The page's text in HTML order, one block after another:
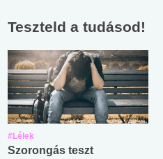
Teszteld a tudásod!
#Lélek
Szorongás teszt